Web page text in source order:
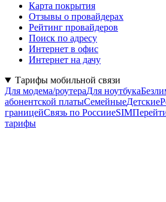
Карта покрытия
Отзывы о провайдерах
Рейтинг провайдеров
Поиск по адресу
Интернет в офис
Интернет на дачу
Тарифы мобильной связи
Для модема/роутераДля ноутбука
абонентской платыСемейныеДетские
границейСвязь по РоссииeSIM
тарифы